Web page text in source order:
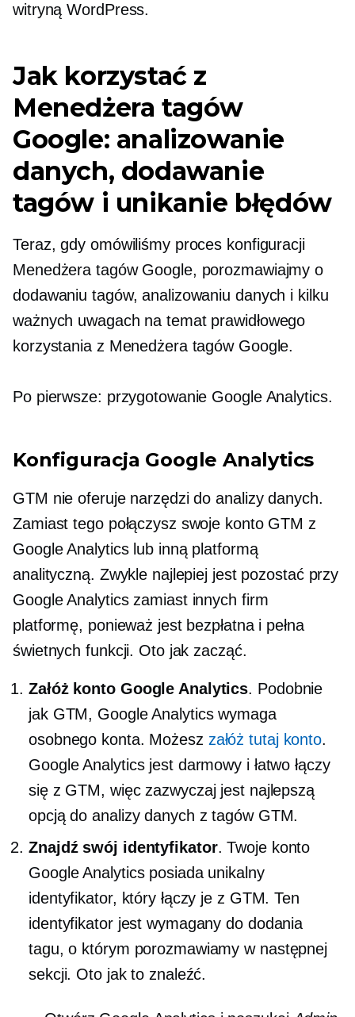
witryną WordPress.
Jak korzystać z
Menedżera tagów
Google: analizowanie
danych, dodawanie
tagów i unikanie błędów
Teraz, gdy omówiliśmy proces konfiguracji
Menedżera tagów Google, porozmawiajmy o
dodawaniu tagów, analizowaniu danych i kilku
ważnych uwagach na temat prawidłowego
korzystania z Menedżera tagów Google.
Po pierwsze: przygotowanie Google Analytics.
Konfiguracja Google Analytics
GTM nie oferuje narzędzi do analizy danych.
Zamiast tego połączysz swoje konto GTM z
Google Analytics lub inną platformą
analityczną. Zwykle najlepiej jest pozostać przy
Google Analytics zamiast innych firm
platformę, ponieważ jest bezpłatna i pełna
świetnych funkcji. Oto jak zacząć.
Załóż konto Google Analytics. Podobnie
jak GTM, Google Analytics wymaga
osobnego konta. Możesz załóż tutaj konto.
Google Analytics jest darmowy i łatwo łączy
się z GTM, więc zazwyczaj jest najlepszą
opcją do analizy danych z tagów GTM.
Znajdź swój identyfikator. Twoje konto
Google Analytics posiada unikalny
identyfikator, który łączy je z GTM. Ten
identyfikator jest wymagany do dodania
tagu, o którym porozmawiamy w następnej
sekcji. Oto jak to znaleźć.